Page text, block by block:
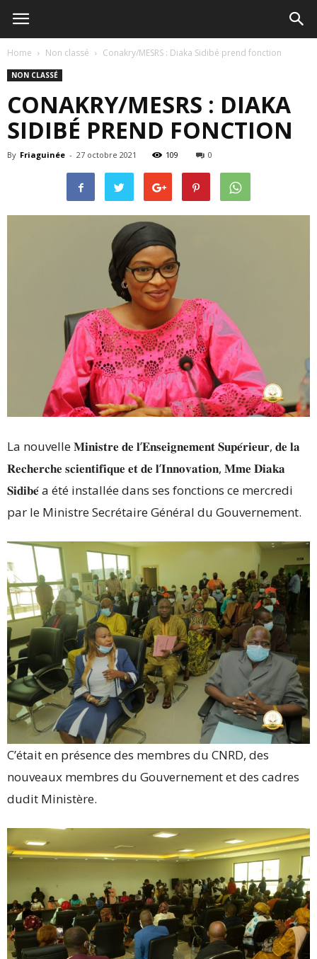
Home Non classé Conakry/MESRS : Diaka Sidibé prend fonction
NON CLASSÉ
CONAKRY/MESRS : DIAKA
SIDIBÉ PREND FONCTION
By Friaguinée - 27 octobre 2021 109 0
La nouvelle 𝐌𝐢𝐧𝐢𝐬𝐭𝐫𝐞 𝐝𝐞 𝐥’𝐄𝐧𝐬𝐞𝐢𝐠𝐧𝐞𝐦𝐞𝐧𝐭 𝐒𝐮𝐩𝐞́𝐫𝐢𝐞𝐮𝐫, 𝐝𝐞 𝐥𝐚
𝐑𝐞𝐜𝐡𝐞𝐫𝐜𝐡𝐞 𝐬𝐜𝐢𝐞𝐧𝐭𝐢𝐟𝐢𝐪𝐮𝐞 𝐞𝐭 𝐝𝐞 𝐥’𝐈𝐧𝐧𝐨𝐯𝐚𝐭𝐢𝐨𝐧, 𝐌𝐦𝐞 𝐃𝐢𝐚𝐤𝐚
𝐒𝐢𝐝𝐢𝐛𝐞́ a été installée dans ses fonctions ce mercredi
par le Ministre Secrétaire Général du Gouvernement.
C’était en présence des membres du CNRD, des
nouveaux membres du Gouvernement et des cadres
dudit Ministère.